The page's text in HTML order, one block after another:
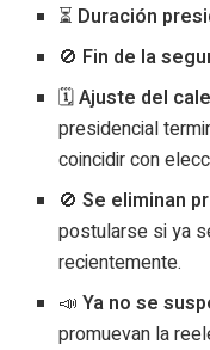
⏳ Duración
🚫 Fin de la
🗓️Ajuste del
presidencial
coincidir con
🚫Se eliminan
postularse si ya
recientemente.
📣Ya no se
promuevan la